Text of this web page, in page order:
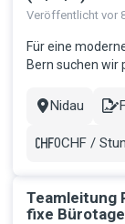
Veröffentlicht vor
Für eine
Bern suchen wir
Wohnbereichsleitung
Sicherstellung
Stadt
Nidau
Gehalt
0CHF /
Teamleitung
fixe